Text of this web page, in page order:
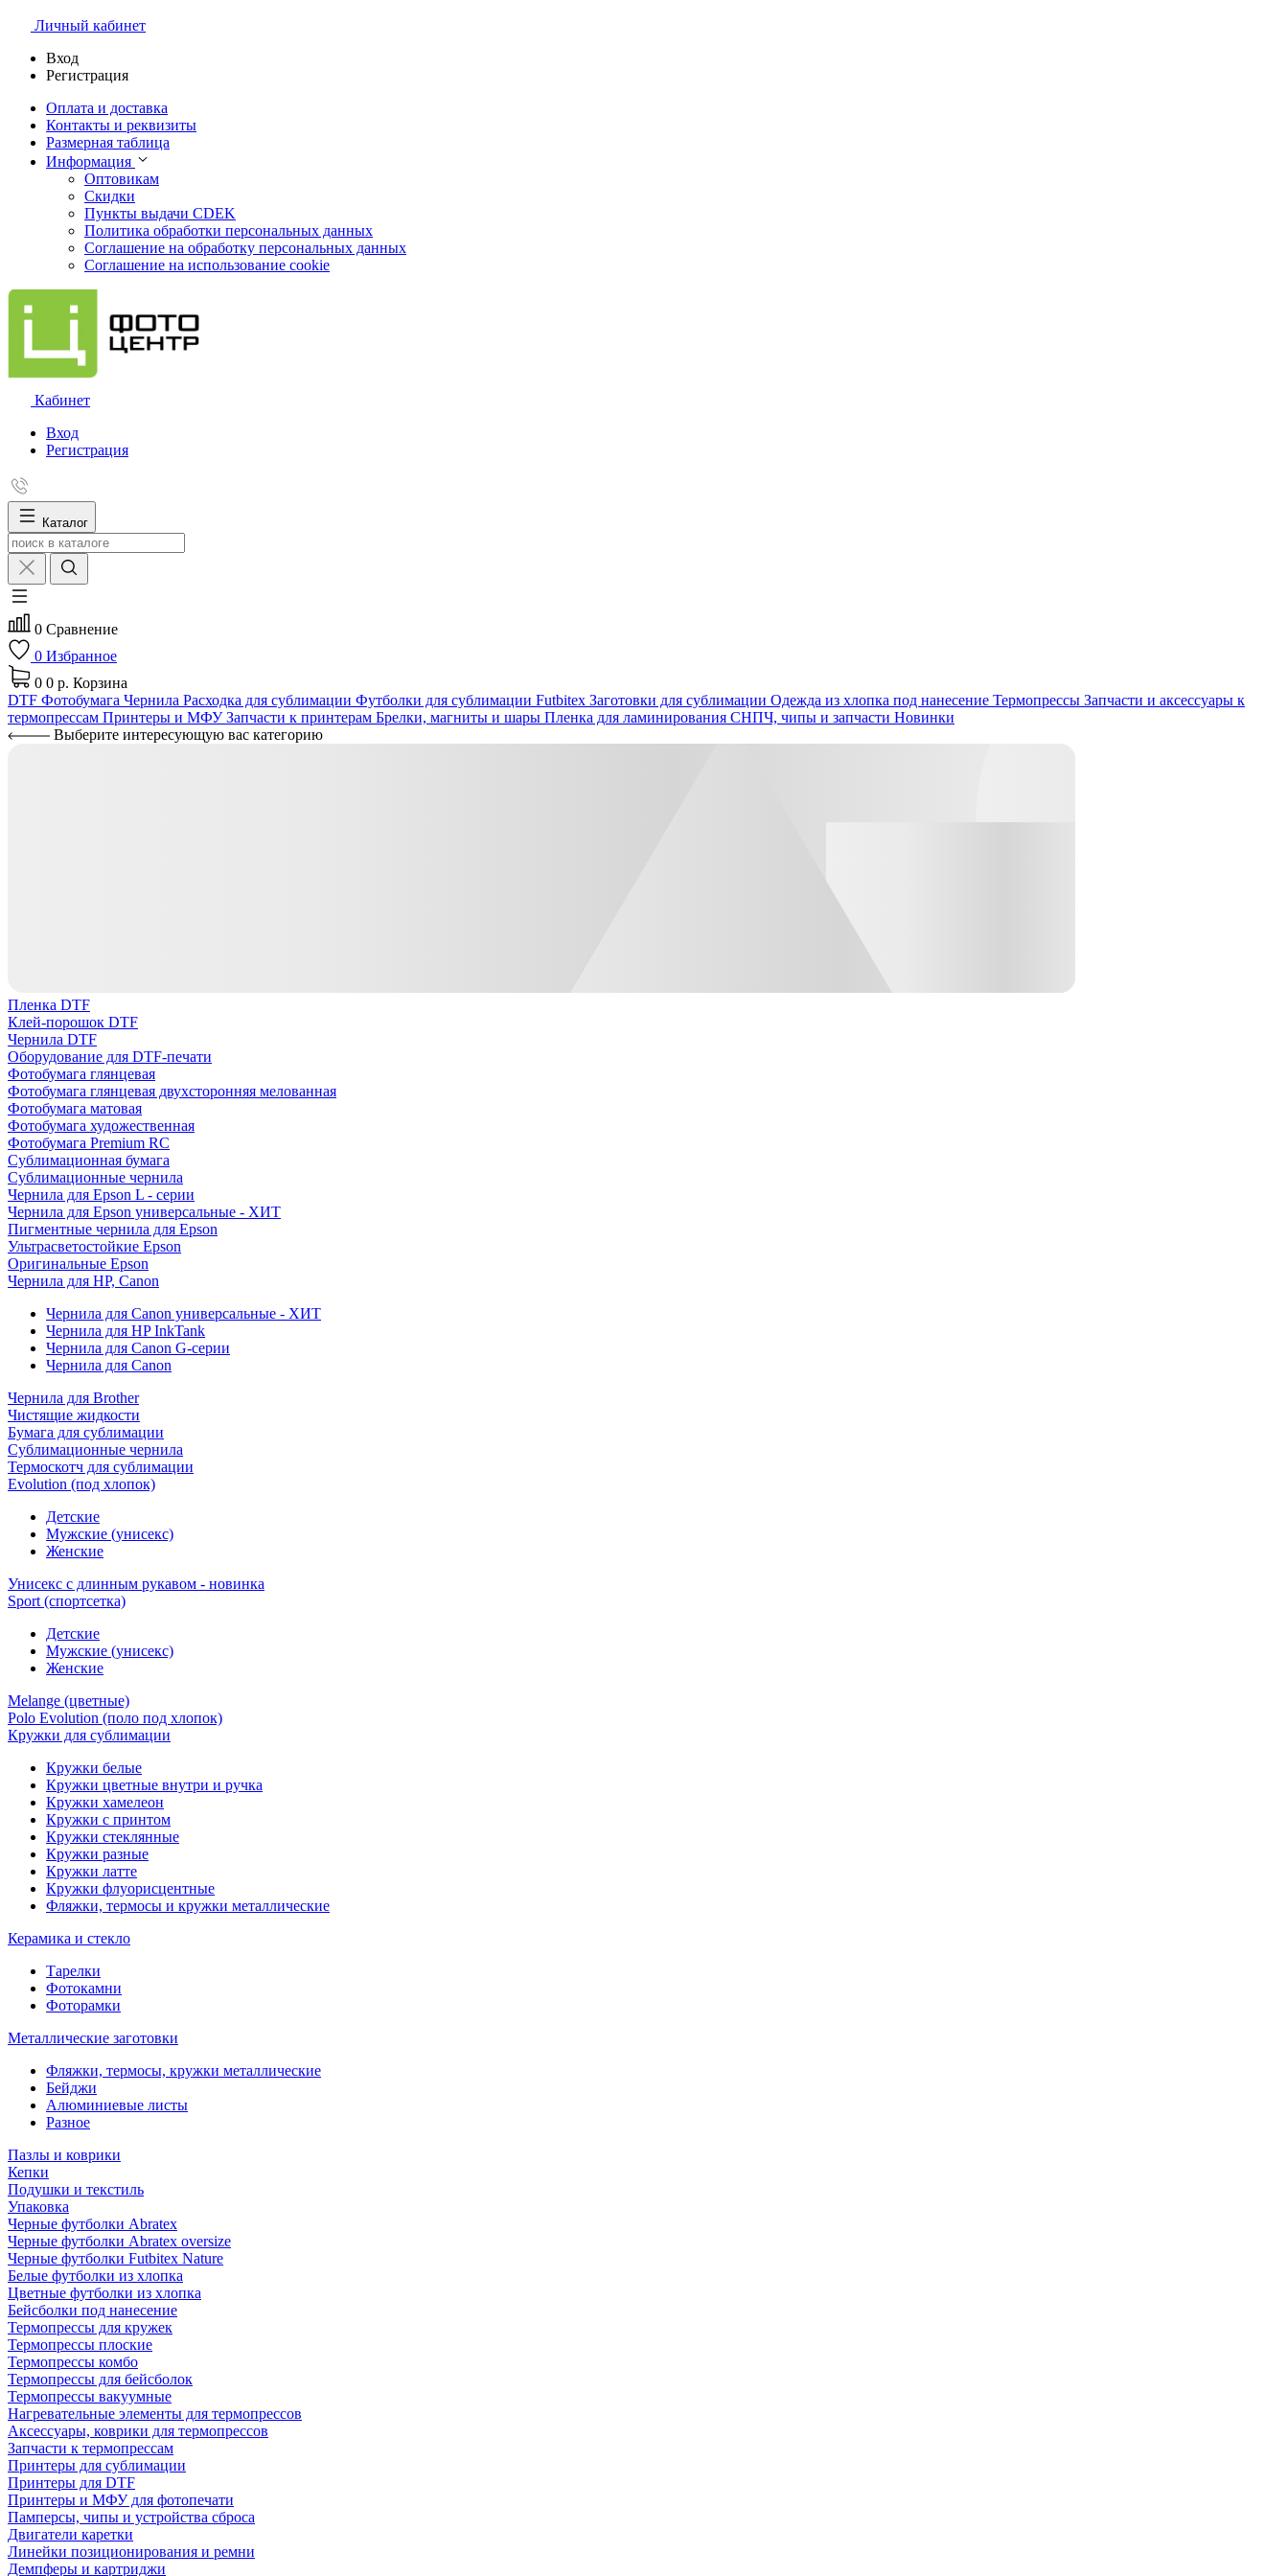
Личный кабинет
Вход
Регистрация
Оплата и доставка
Контакты и реквизиты
Размерная таблица
Информация
Оптовикам
Скидки
Пункты выдачи CDEK
Политика обработки персональных данных
Соглашение на обработку персональных данных
Соглашение на использование cookie
Кабинет
Вход
Регистрация
Каталог
0 Сравнение
0 Избранное
0 0 р. Корзина
DTF Фотобумага Чернила Расходка для сублимации Футболки для сублимации Futbitex Заготовки для сублимации Одежда из хлопка под нанесение Термопрессы Запчасти и аксессуары к
термопрессам Принтеры и МФУЗапчасти к принтерам Брелки, магниты и шары Пленка для ламинирования СНПЧ, чипы и запчасти Новинки
Выберите интересующую вас категорию
Пленка DTF
Клей-порошок DTF
Чернила DTF
Оборудование для DTF-печати
Фотобумага глянцевая
Фотобумага глянцевая двухсторонняя мелованная
Фотобумага матовая
Фотобумага художественная
Фотобумага Premium RC
Сублимационная бумага
Сублимационные чернила
Чернила для Epson L - серии
Чернила для Epson универсальные - ХИТ
Пигментные чернила для Epson
Ультрасветостойкие Epson
Оригинальные Epson
Чернила для HP, Canon
Чернила для Canon универсальные - ХИТ
Чернила для HP InkTank
Чернила для Canon G-серии
Чернила для Canon
Чернила для Brother
Чистящие жидкости
Бумага для сублимации
Сублимационные чернила
Термоскотч для сублимации
Evolution (под хлопок)
Детские
Мужские (унисекс)
Женские
Унисекс с длинным рукавом - новинка
Sport (спортсетка)
Детские
Мужские (унисекс)
Женские
Melange (цветные)
Polo Evolution (поло под хлопок)
Кружки для сублимации
Кружки белые
Кружки цветные внутри и ручка
Кружки хамелеон
Кружки c принтом
Кружки стеклянные
Кружки разные
Кружки латте
Кружки флуорисцентные
Фляжки, термосы и кружки металлические
Керамика и стекло
Тарелки
Фотокамни
Фоторамки
Металлические заготовки
Фляжки, термосы, кружки металлические
Бейджи
Алюминиевые листы
Разное
Пазлы и коврики
Кепки
Подушки и текстиль
Упаковка
Черные футболки Abratex
Черные футболки Abratex oversize
Черные футболки Futbitex Nature
Белые футболки из хлопка
Цветные футболки из хлопка
Бейсболки под нанесение
Термопрессы для кружек
Термопрессы плоские
Термопрессы комбо
Термопрессы для бейсболок
Термопрессы вакуумные
Нагревательные элементы для термопрессов
Аксессуары, коврики для термопрессов
Запчасти к термопрессам
Принтеры для сублимации
Принтеры для DTF
Принтеры и МФУ для фотопечати
Памперсы, чипы и устройства сброса
Двигатели каретки
Линейки позиционирования и ремни
Демпферы и картриджи